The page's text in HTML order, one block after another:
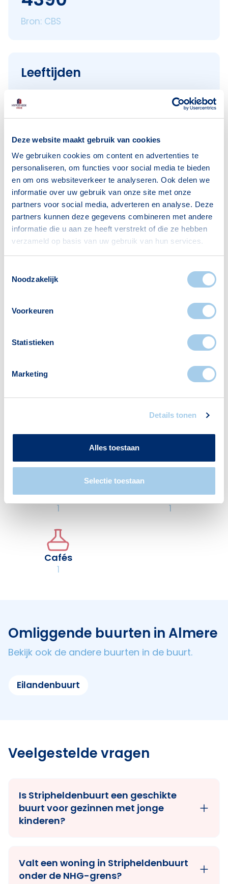
Deze website maakt gebruik van cookies
We gebruiken cookies om content en advertenties te
personaliseren, om functies voor social media te bieden
en om ons websiteverkeer te analyseren. Ook delen we
informatie over uw gebruik van onze site met onze
partners voor social media, adverteren en analyse. Deze
partners kunnen deze gegevens combineren met andere
informatie die u aan ze heeft verstrekt of die ze hebben
verzameld op basis van uw gebruik van hun services.
Noodzakelijk
Voorkeuren
Statistieken
Marketing
Details tonen
Alles toestaan
Selectie toestaan
Bron: CBS
Leeftijden
948
18–25 jaar
571
45–65 jaar
65+ jaar
388
Bron: CBS
Huishoudens
Alleenwonend
464
357
828
Bron: CBS
Stripheldenbuurt
Supermarkten
1
Restaurants
1
Cafés
1
Omliggende buurten in Almere
Bekijk ook de andere buurten in de buurt.
Eilandenbuurt
Veelgestelde vragen
Is Stripheldenbuurt een geschikte
buurt voor gezinnen met jonge
kinderen?
Valt een woning in Stripheldenbuurt
onder de NHG-grens?